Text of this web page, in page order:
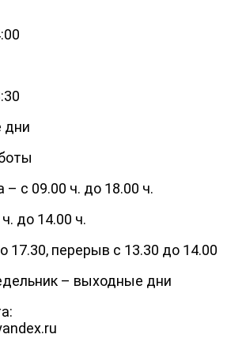
дни
– с 09.00 ч. до 18.00 ч.
до 14.00 ч.
17.30, перерыв с 13.30 до 14.00
– выходные дни